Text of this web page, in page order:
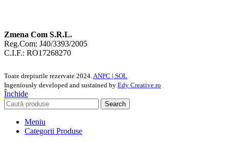
Zmena Com S.R.L.
Reg.Com: J40/3393/2005
C.I.F.: RO17268270
Toate drepturile rezervate 2024. ANPC | SOL
Ingeniously developed and sustained by Edy Creative.ro
Închide
Search
Meniu
Categorii Produse